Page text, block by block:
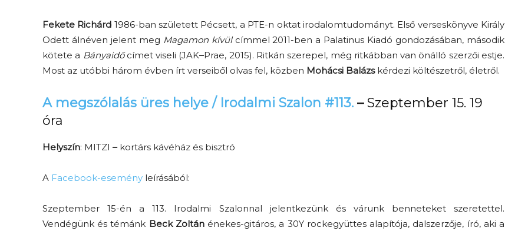
Fekete Richárd 1986-ban született Pécsett, a PTE-n oktat irodalomtudományt. Első verseskönyve Király
Odett álnéven jelent meg Magamon kívülcímmel 2011-ben a Palatinus Kiadó gondozásában, második
kötete a Bányaidőcímet viseli (JAK–Prae, 2015). Ritkán szerepel, még ritkábban van önálló szerzői estje.
Most az utóbbi három évben írt verseiből olvas fel, közben Mohácsi Balázskérdezi költészetről, életről.
A megszólalás üres helye / Irodalmi Szalon #113. –Szeptember 15. 19
óra
Helyszín: MITZI –kortárs kávéház és bisztró
A Facebook-esemény leírásából:
Szeptember 15-én a 113. Irodalmi Szalonnal jelentkezünk és várunk benneteket szeretettel.
Vendégünk és témánk Beck Zoltánénekes-gitáros, a 30Y rockegyüttes alapítója, dalszerzője, író, aki a